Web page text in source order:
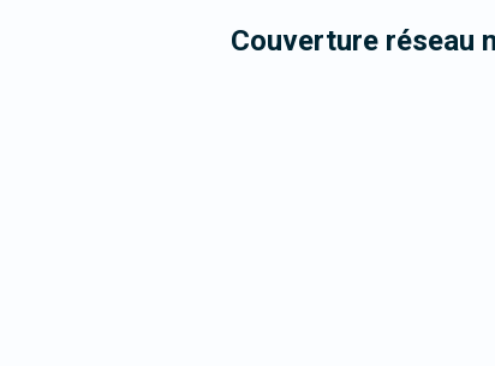
Couverture réseau